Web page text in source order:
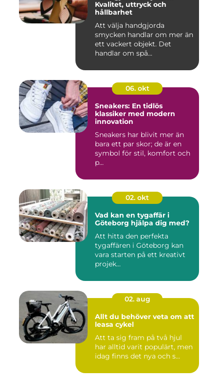
Kvalitet, uttryck och
hållbarhet
Att välja handgjorda
smycken handlar om mer än
ett vackert objekt. Det
handlar om spå...
06. okt
Sneakers: En tidlös
klassiker med modern
innovation
Sneakers har blivit mer än
bara ett par skor; de är en
symbol för stil, komfort och
p...
02. okt
Vad kan en tygaffär i
Göteborg hjälpa dig med?
Att hitta den perfekta
tygaffären i Göteborg kan
vara starten på ett kreativt
projek...
02. aug
Allt du behöver veta om att
leasa cykel
Att ta sig fram på två hjul
har alltid varit populärt, men
idag finns det nya och s...